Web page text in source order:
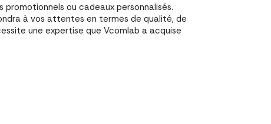
promotionnels ou cadeaux personnalisés.
à vos attentes en termes de qualité, de
une expertise que Vcomlab a acquise